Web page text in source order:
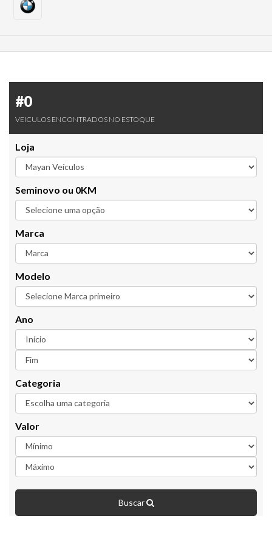
#0
VEICULOS ENCONTRADOS NO ESTOQUE
Loja
Seminovo ou 0KM
Marca
Modelo
Ano
Categoria
Valor
Buscar